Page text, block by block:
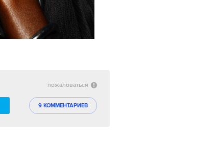
9 КОММЕНТАРИЕВ
пожаловаться